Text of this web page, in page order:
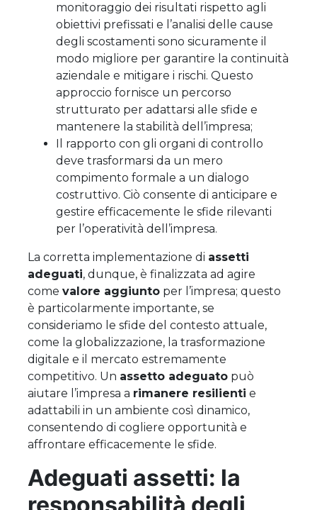
monitoraggio dei risultati rispetto agli
obiettivi prefissati e l’analisi delle cause
degli scostamenti sono sicuramente il
modo migliore per garantire la continuità
aziendale e mitigare i rischi. Questo
approccio fornisce un percorso
strutturato per adattarsi alle sfide e
mantenere la stabilità dell’impresa;
Il rapporto con gli organi di controllo
deve trasformarsi da un mero
compimento formale a un dialogo
costruttivo. Ciò consente di anticipare e
gestire efficacemente le sfide rilevanti
per l’operatività dell’impresa.
La corretta implementazione di assetti
adeguati, dunque, è finalizzata ad agire
come valore aggiunto per l’impresa; questo
è particolarmente importante, se
consideriamo le sfide del contesto attuale,
come la globalizzazione, la trasformazione
digitale e il mercato estremamente
competitivo. Un assetto adeguato può
aiutare l’impresa a rimanere resilienti e
adattabili in un ambiente così dinamico,
consentendo di cogliere opportunità e
affrontare efficacemente le sfide.
Adeguati assetti: la